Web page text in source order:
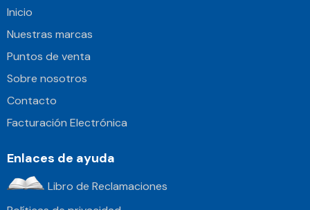
Inicio
Nuestras marcas
Puntos de venta
Sobre nosotros
Contacto
Facturación Electrónica
Enlaces de ayuda
Libro de Reclamaciones